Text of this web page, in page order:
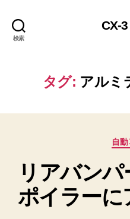
検索
CX-
タグ: アルミ
自
リアバン
ポイラーに